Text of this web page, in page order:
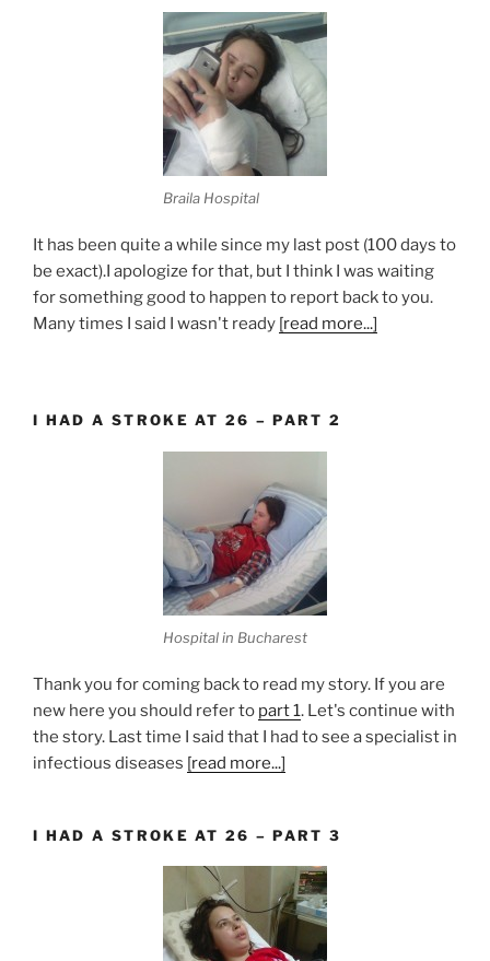
Braila Hospital
It has been quite a while since my last post (100 days to
be exact).I apologize for that, but I think I was waiting
for something good to happen to report back to you.
Many times I said I wasn't ready [read more...]
I HAD A STROKE AT 26 – PART 2
Hospital in Bucharest
Thank you for coming back to read my story. If you are
new here you should refer to part 1. Let's continue with
the story. Last time I said that I had to see a specialist in
infectious diseases [read more...]
I HAD A STROKE AT 26 – PART 3